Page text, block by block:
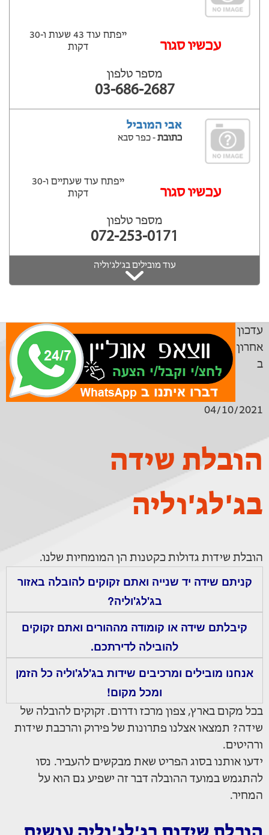
עכשיו סגור
ייפתח עוד 43 שעות ‫ו-30
דקות
מספר טלפון
03-686-2687
אבי המוביל
כתובת- כפר סבא
‫עכשיו סגור
ייפתח עוד שעתיים ‫ו-30
דקות
מספר טלפון
072-253-0171
עוד מובילים בג'לג'וליה
עדכון
אחרון
ב
04/10/2021
הובלת שידה
בג'לג'וליה
הובלת שידות גדולות כקטנות הן המומחיות שלנו.
קניתם שידה יד שנייה ואתם זקוקים להובלה באזור
בג'לג'וליה?
קיבלתם שידה או קומודה מההורים ואתם זקוקים
להובילה לדירתכם.
אנחנו מובילים ומרכיבים שידות בג'לג'וליה כל הזמן
ומכל מקום!
בכל מקום בארץ, צפון מרכז ודרום. זקוקים להובלה של
שידה? תמצאו אצלנו פתרונות של פירוק והרכבת שידות
ורהיטים.
ידעו אותנו בסוג הפריט שאת מבקשים להעביר. נסו
להתגמש במועד ההובלה דבר זה ישפיע גם הוא על
המחיר.